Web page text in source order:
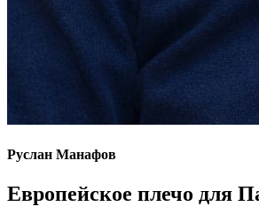
Руслан Манафов
Европейское плечо для